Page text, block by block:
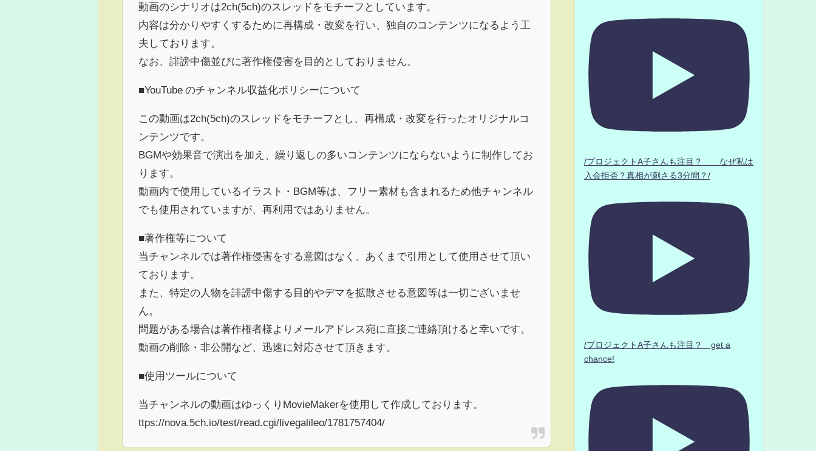
動画のシナリオは2ch(5ch)のスレッドをモチーフとしています。
内容は分かりやすくするために再構成・改変を行い、独自のコンテンツになるよう工
夫しております。
なお、誹謗中傷並びに著作権侵害を目的としておりません。
■YouTube のチャンネル収益化ポリシーについて
この動画は2ch(5ch)のスレッドをモチーフとし、再構成・改変を行ったオリジナルコ
ンテンツです。
BGMや効果音で演出を加え、繰り返しの多いコンテンツにならないように制作してお
ります。
動画内で使用しているイラスト・BGM等は、フリー素材も含まれるため他チャンネル
でも使用されていますが、再利用ではありません。
■著作権等について
当チャンネルでは著作権侵害をする意図はなく、あくまで引用として使用させて頂い
ております。
また、特定の人物を誹謗中傷する目的やデマを拡散させる意図等は一切ございませ
ん。
問題がある場合は著作権者様よりメールアドレス宛に直接ご連絡頂けると幸いです。
動画の削除・非公開など、迅速に対応させて頂きます。
■使用ツールについて
当チャンネルの動画はゆっくりMovieMakerを使用して作成しております。
ttps://nova.5ch.io/test/read.cgi/livegalileo/1781757404/
/プロジェクトA子さんも注目？ なぜ私は
入会拒否？真相が刺さる3分間？/
/プロジェクトA子さんも注目？ get a
chance!